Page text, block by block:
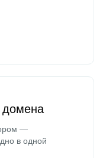
домена
—
в одной